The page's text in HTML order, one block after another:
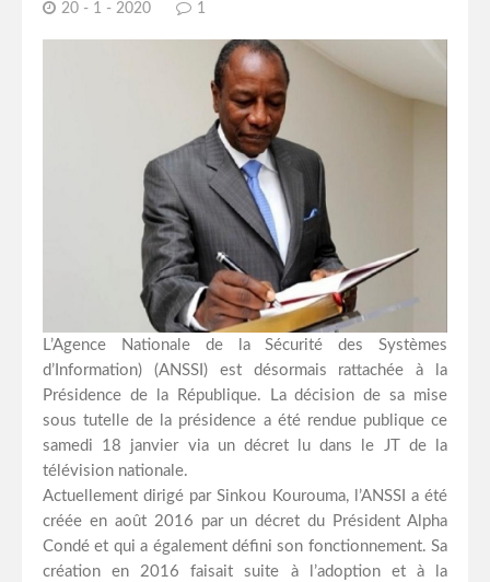
20 - 1 - 2020 1
L’Agence Nationale de la Sécurité des Systèmes
d’Information) (ANSSI) est désormais rattachée à la
Présidence de la République. La décision de sa mise
sous tutelle de la présidence a été rendue publique ce
samedi 18 janvier via un décret lu dans le JT de la
télévision nationale.
Actuellement dirigé par Sinkou Kourouma, l’ANSSI a été
créée en août 2016 par un décret du Président Alpha
Condé et qui a également défini son fonctionnement. Sa
création en 2016 faisait suite à l’adoption et à la